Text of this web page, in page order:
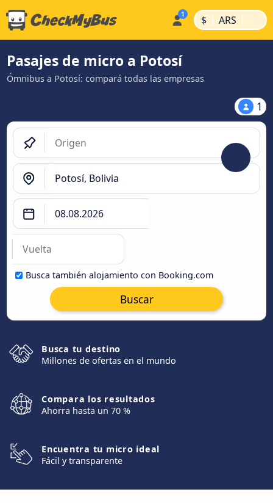
$ | ARS |
Pasajes de micro a Potosí
Ómnibus a Potosí: compará todas las empresas
1
Busca también alojamiento con Booking.com
Buscar
Busca tu destino
Millones de ofertas en el mundo
Compara los resultados
Ahorra hasta un 70 %
Encuentra tu micro ideal
Fácil y transparente